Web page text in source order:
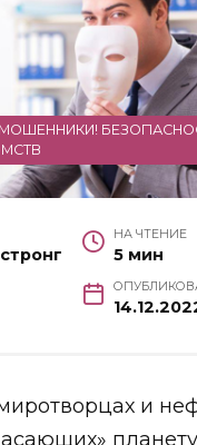
НА ЧТЕНИЕ
5 мин
и